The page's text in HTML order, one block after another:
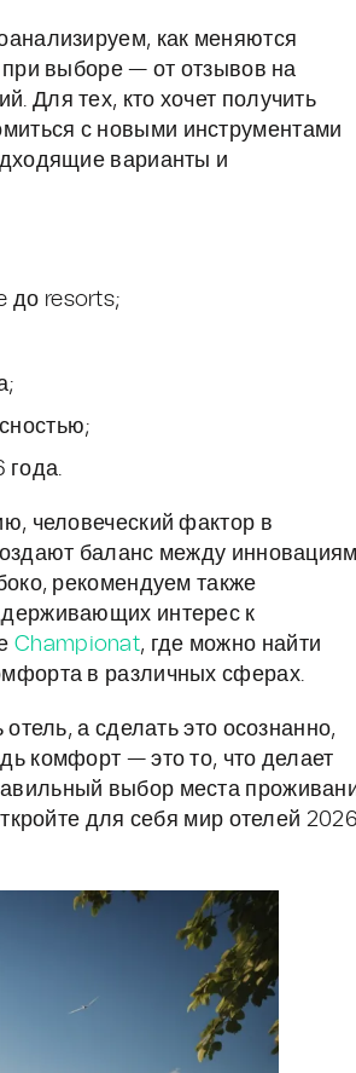
как меняются
при выборе — от отзывов на
Для тех, кто хочет получить
с новыми инструментами
варианты и
до resorts;
года.
человеческий фактор в
баланс между
рекомендуем также
интерес к
Championat, где можно найти
в различных сферах.
а сделать это осознанно,
комфорт — это то, что делает
выбор места
для себя мир отелей 2026